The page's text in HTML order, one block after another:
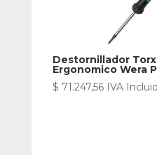
Destornillador
Ergonomico Wera
$ 71.247,56 IVA